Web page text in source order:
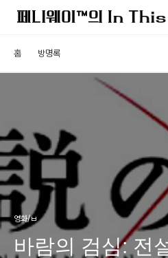
홈 방명록
영화/ㅂ
바람의 검심: 전